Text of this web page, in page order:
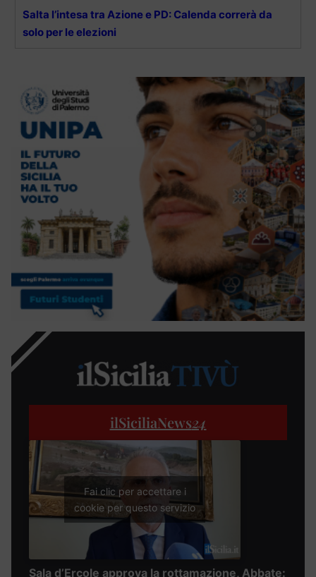
Salta l’intesa tra Azione e PD: Calenda correrà da
solo per le elezioni
ilSiciliaNews24
Fai clic per accettare i
cookie per questo servizio
Sala d’Ercole approva la rottamazione, Abbate: